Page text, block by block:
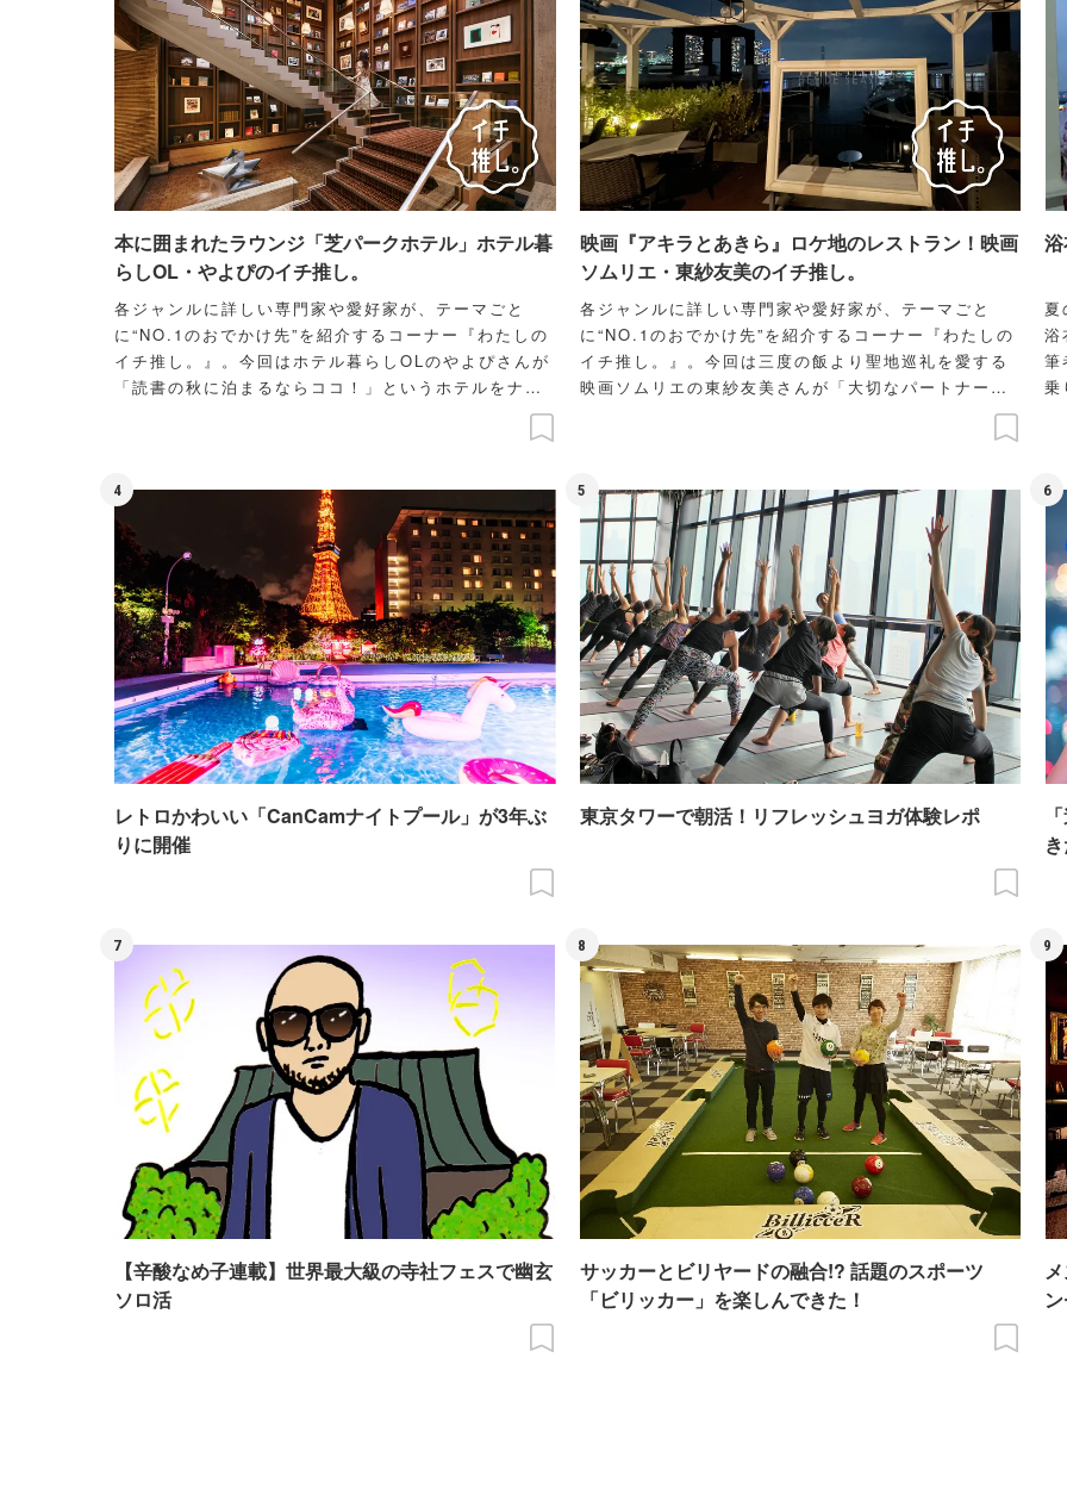
本に囲まれたラウンジ「芝パークホテル」ホテル暮
らしOL・やよぴのイチ推し。
各ジャンルに詳しい専門家や愛好家が、テーマごと
に“NO.1のおでかけ先”を紹介するコーナー『わたしの
イチ推し。』。今回はホテル暮らしOLのやよぴさんが
「読書の秋に泊まるならココ！」というホテルをナビ
映画『アキラとあきら』ロケ地のレストラン！映画
ソムリエ・東紗友美のイチ推し。
各ジャンルに詳しい専門家や愛好家が、テーマごと
に“NO.1のおでかけ先”を紹介するコーナー『わたしの
イチ推し。』。今回は三度の飯より聖地巡礼を愛する
映画ソムリエの東紗友美さんが「大切なパートナーに
なりたい人と行くならココ！」という映画ロケ地をナ
浴
筆
乗り
4
レトロかわいい「CanCamナイトプール」が3年ぶ
りに開催
5
東京タワーで朝活！リフレッシュヨガ体験レポ
6
7
【辛酸なめ子連載】世界最大級の寺社フェスで幽玄
ソロ活
8
サッカーとビリヤードの融合!? 話題のスポーツ
「ビリッカー」を楽しんできた！
9